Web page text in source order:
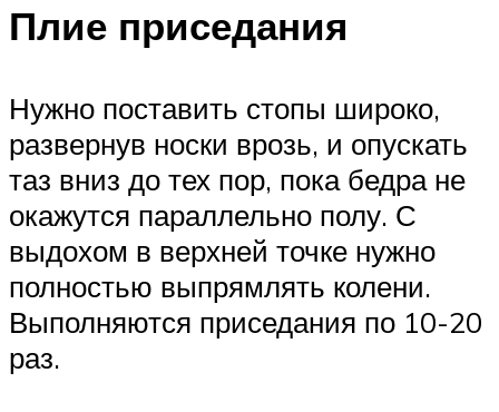
Плие приседания
Нужно поставить стопы широко,
развернув носки врозь, и опускать
таз вниз до тех пор, пока бедра не
окажутся параллельно полу. С
выдохом в верхней точке нужно
полностью выпрямлять колени.
Выполняются приседания по 10-20
раз.